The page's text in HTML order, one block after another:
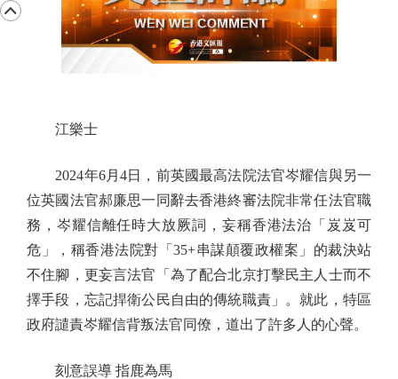
江樂士
2024年6月4日，前英國最高法院法官岑耀信與另一
位英國法官郝廉思一同辭去香港終審法院非常任法官職
務，岑耀信離任時大放厥詞，妄稱香港法治「岌岌可
危」，稱香港法院對「35+串謀顛覆政權案」的裁決站
不住腳，更妄言法官「為了配合北京打擊民主人士而不
擇手段，忘記捍衛公民自由的傳統職責」。就此，特區
政府譴責岑耀信背叛法官同僚，道出了許多人的心聲。
刻意誤導 指鹿為馬